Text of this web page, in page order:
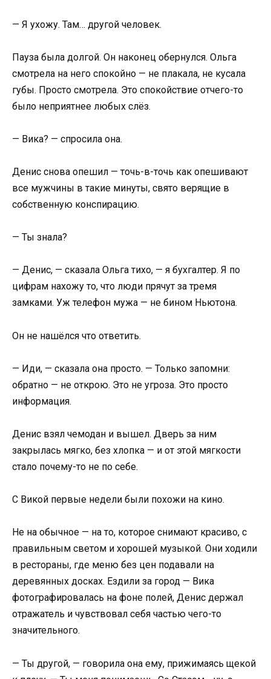
— Я ухожу. Там… другой человек.
Пауза была долгой. Он наконец обернулся. Ольга
смотрела на него спокойно — не плакала, не кусала
губы. Просто смотрела. Это спокойствие отчего-то
было неприятнее любых слёз.
— Вика? — спросила она.
Денис снова опешил — точь-в-точь как опешивают
все мужчины в такие минуты, свято верящие в
собственную конспирацию.
— Ты знала?
— Денис, — сказала Ольга тихо, — я бухгалтер. Я по
цифрам нахожу то, что люди прячут за тремя
замками. Уж телефон мужа — не бином Ньютона.
Он не нашёлся что ответить.
— Иди, — сказала она просто. — Только запомни:
обратно — не открою. Это не угроза. Это просто
информация.
Денис взял чемодан и вышел. Дверь за ним
закрылась мягко, без хлопка — и от этой мягкости
стало почему-то не по себе.
С Викой первые недели были похожи на кино.
Не на обычное — на то, которое снимают красиво, с
правильным светом и хорошей музыкой. Они ходили
в рестораны, где меню без цен подавали на
деревянных досках. Ездили за город — Вика
фотографировалась на фоне полей, Денис держал
отражатель и чувствовал себя частью чего-то
значительного.
— Ты другой, — говорила она ему, прижимаясь щекой